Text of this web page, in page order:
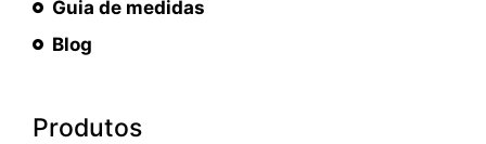
Guia de medidas
Blog
Produtos